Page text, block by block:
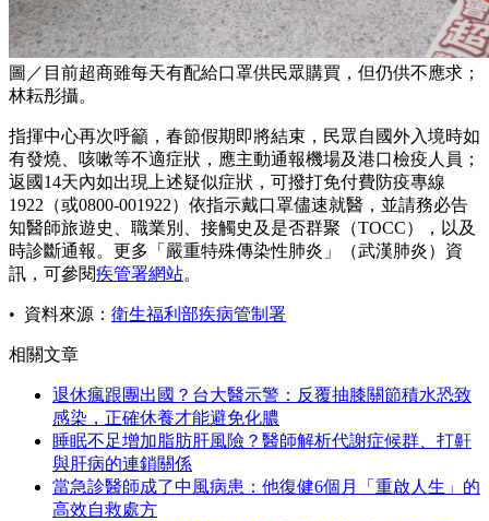
圖／目前超商雖每天有配給口罩供民眾購買，但仍供不應求；
林耘彤攝。
指揮中心再次呼籲，春節假期即將結束，民眾自國外入境時如
有發燒、咳嗽等不適症狀，應主動通報機場及港口檢疫人員；
返國14天內如出現上述疑似症狀，可撥打免付費防疫專線
1922（或0800-001922）依指示戴口罩儘速就醫，並請務必告
知醫師旅遊史、職業別、接觸史及是否群聚（TOCC），以及
時診斷通報。更多「嚴重特殊傳染性肺炎」（武漢肺炎）資
訊，可參閱疾管署網站。
• 資料來源： 衛生福利部疾病管制署
相關文章
退休瘋跟團出國？台大醫示警：反覆抽膝關節積水恐致
感染，正確休養才能避免化膿
睡眠不足增加脂肪肝風險？醫師解析代謝症候群、打鼾
與肝病的連鎖關係
當急診醫師成了中風病患：他復健6個月「重啟人生」的
高效自救處方